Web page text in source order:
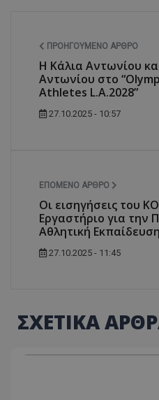
ΠΡΟΗΓΟΎΜΕΝΟ ΆΡΘΡΟ
Η Κάλια Αντωνίου
Αντωνίου στο
Athletes L.A.2028”
27.10.2025 - 10:57
ΕΠΌΜΕΝΟ ΆΡΘΡΟ
Οι εισηγήσεις του
Εργαστήριο για την
Αθλητική Εκπαίδευση
27.10.2025 - 11:45
ΣΧΕΤΙΚΑ